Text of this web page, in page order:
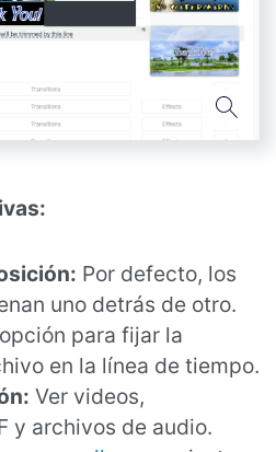
Por defecto, los
uno detrás de otro.
para fijar la
en la línea de tiempo.
Ver videos,
y archivos de audio.